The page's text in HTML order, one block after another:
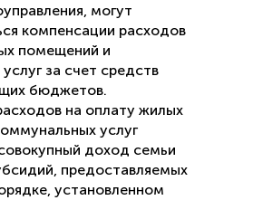
могут
компенсации расходов
помещений и
за счет средств
бюджетов.
на оплату жилых
услуг
доход семьи
предоставляемых
установленном